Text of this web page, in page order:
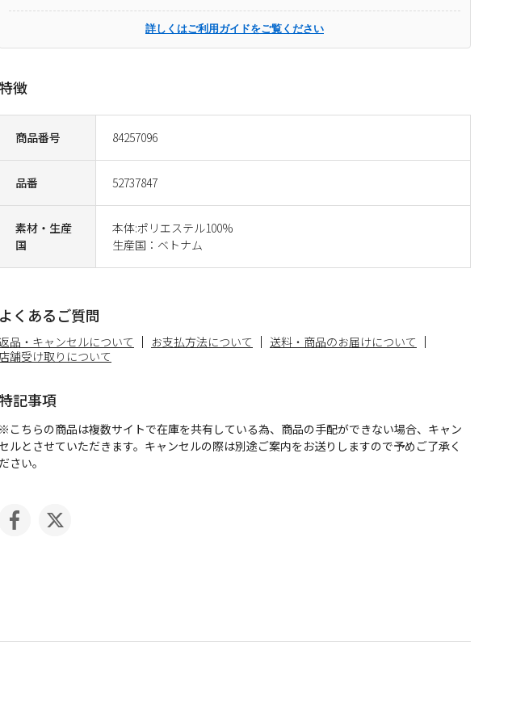
商品番号 84257096
品番 52737847
素材・生産
国
本体:ポリエステル100%
生産国：ベトナム
詳しくはご利用ガイドをご覧ください
徴
よくあるご質問
品・キャンセルについて お支払方法について
送料・商品のお届けについて
店舗受け取りについて
記事項
※こちらの商品は複数サイトで在庫を共有している為、商品の手配ができない場合、キャン
ルとさせていただきます。キャンセルの際は別途ご案内をお送りしますので予めご了承く
ださい。